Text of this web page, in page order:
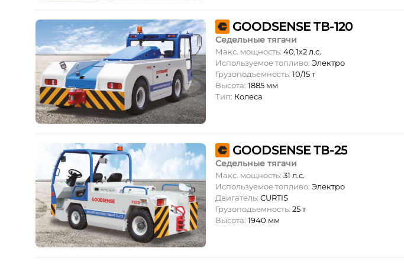
GOODSENSE TB-120
Седельные тягачи
Макс. мощность: 40,1х2 л.с.
Используемое топливо: Электро
Грузоподъемность: 10/15 т
Высота: 1885 мм
Тип: Колеса
GOODSENSE ТВ-25
Седельные тягачи
Макс. мощность: 31 л.с.
Используемое топливо: Электро
Двигатель: CURTIS
Грузоподъемность: 25 т
Высота: 1940 мм